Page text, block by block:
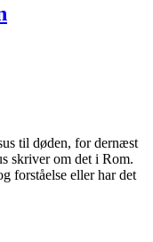
til døden, for dernæst
skriver om det i Rom.
forståelse eller har det